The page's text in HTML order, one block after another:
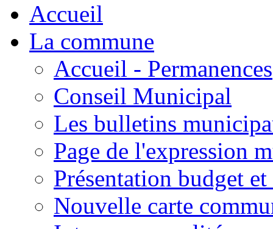
Accueil
La commune
Accueil - Permanences
Conseil Municipal
Les bulletins
Page de l'expression
Présentation budget
Nouvelle carte